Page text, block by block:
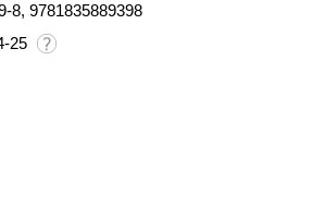
8, 9781835889398
25